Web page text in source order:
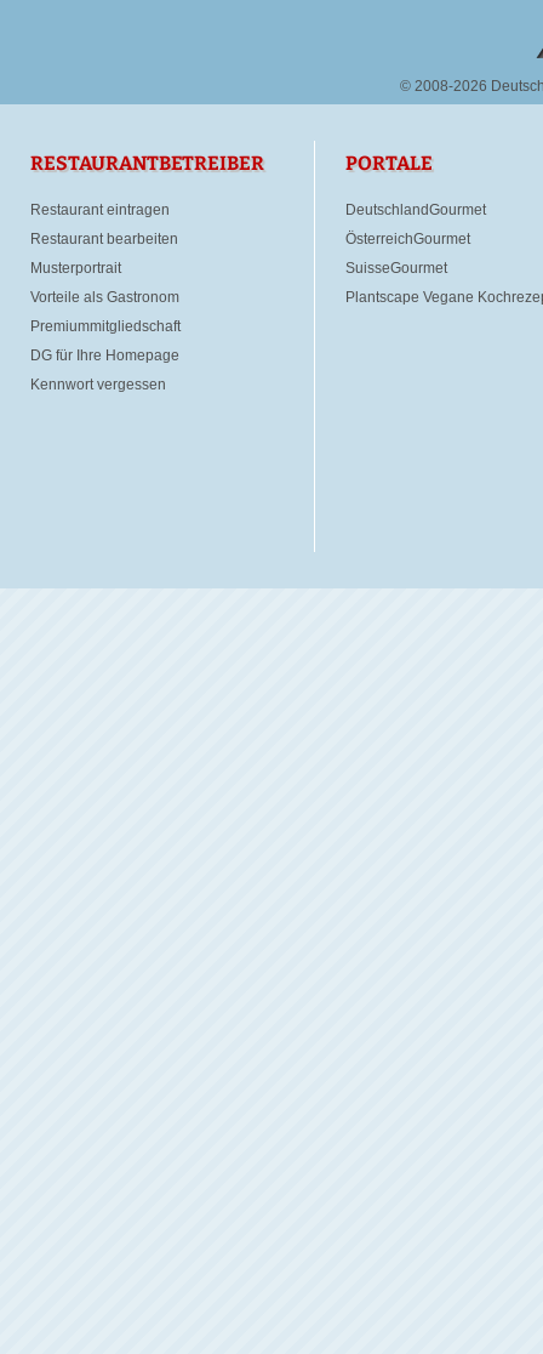
© 2008-2026
RESTAURANTBETREIBER
Restaurant eintragen
Restaurant bearbeiten
Musterportrait
Vorteile als Gastronom
Premiummitgliedschaft
DG für Ihre Homepage
Kennwort vergessen
PORTALE
DeutschlandGourmet
ÖsterreichGourmet
SuisseGourmet
Plantscape Vegane